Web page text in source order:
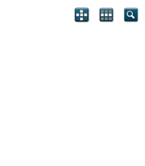
vBSEO 3.6.1 ©2011, Crawlability,